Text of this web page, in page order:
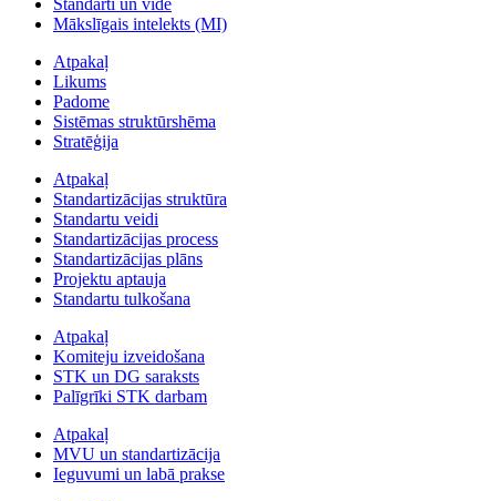
Standarti un vide
Mākslīgais intelekts (MI)
Atpakaļ
Likums
Padome
Sistēmas struktūrshēma
Stratēģija
Atpakaļ
Standartizācijas struktūra
Standartu veidi
Standartizācijas process
Standartizācijas plāns
Projektu aptauja
Standartu tulkošana
Atpakaļ
Komiteju izveidošana
STK un DG saraksts
Palīgrīki STK darbam
Atpakaļ
MVU un standartizācija
Ieguvumi un labā prakse